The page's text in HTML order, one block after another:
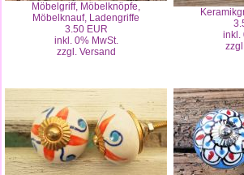
Möbelgriff, Möbelknöpfe,
Möbelknauf, Ladengriffe
3.50 EUR
inkl. 0% MwSt.
zzgl. Versand
inkl.